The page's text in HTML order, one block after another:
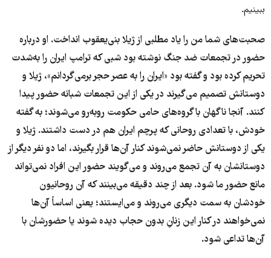
ببینیم.
صحبت‌های شما من را یاد مطلبی از ژیلا بنی‌یعقوب انداخت. او درباره
حضور در تجمعات ضد جنگ نوشته بود شبی که ترامپ ایران را به‌شدت
تحریم کرده بود و گفته بود «ایران را به عصر حجر برمی‌گردانم»، ژیلا و
دوستانش تصمیم می‌گیرند در یکی از این تجمعات شبانه حضور پیدا
کنند. آنجا ناگهان با گروه‌های حامی حکومت روبه‌رو می‌شوند؛ به گفته
خودش، با تعدادی روحانی که پرچم ایران هم در دست داشتند. ژیلا و
یکی از دوستانش حاضر نمی‌شوند کنار آن‌ها قرار بگیرند، اما دو نفر دیگر از
دوستانشان به آن تجمع می‌روند و می‌گویند حضور این افراد نمی‌تواند
مانع حضور ما شود. بعد از چند دقیقه می‌بینند که آن روحانیون
خودشان به سمت دیگری می‌روند و می‌ایستند؛ یعنی اساساً آن‌ها
نمی‌خواهند در کنار این زنانِ بدون حجاب دیده شوند یا حضورشان با
آن‌ها تداعی شود.